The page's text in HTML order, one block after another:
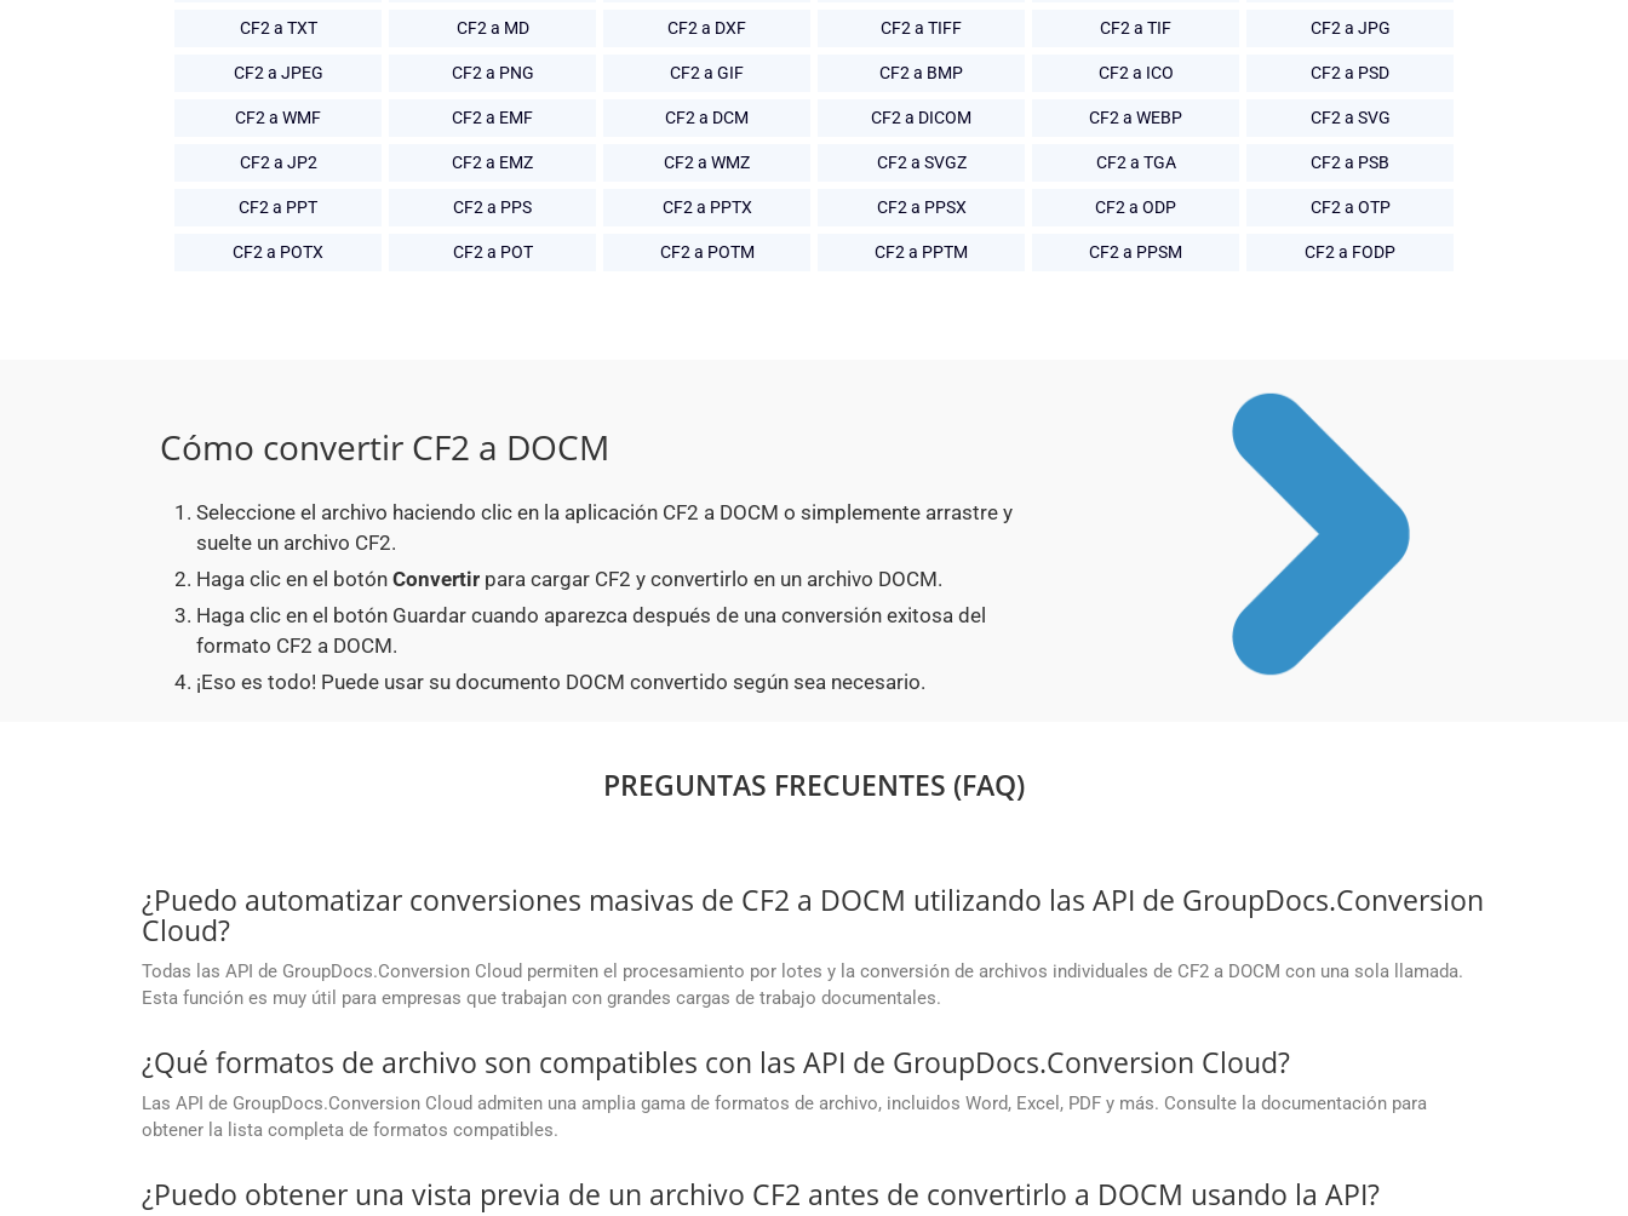
CF2 a TXT CF2 a MD CF2 a DXF CF2 a TIFF CF2 a TIF CF2 a JPG
CF2 a JPEG CF2 a PNG CF2 a GIF CF2 a BMP CF2 a ICO CF2 a PSD
CF2 a WMF CF2 a EMF CF2 a DCM CF2 a DICOM CF2 a WEBP CF2 a SVG
CF2 a JP2 CF2 a EMZ CF2 a WMZ CF2 a SVGZ CF2 a TGA CF2 a PSB
CF2 a PPT CF2 a PPS CF2 a PPTX CF2 a PPSX CF2 a ODP CF2 a OTP
CF2 a POTX CF2 a POT CF2 a POTM CF2 a PPTM CF2 a PPSM CF2 a FODP
Cómo convertir CF2 a DOCM
Seleccione el archivo haciendo clic en la aplicación CF2 a DOCM o simplemente arrastre y
suelte un archivo CF2.
Haga clic en el botón Convertir para cargar CF2 y convertirlo en un archivo DOCM.
Haga clic en el botón Guardar cuando aparezca después de una conversión exitosa del
formato CF2 a DOCM.
¡Eso es todo! Puede usar su documento DOCM convertido según sea necesario.
PREGUNTAS FRECUENTES (FAQ)
¿Puedo automatizar conversiones masivas de CF2 a DOCM utilizando las API de GroupDocs.Conversion
Cloud?
Todas las API de GroupDocs.Conversion Cloud permiten el procesamiento por lotes y la conversión de archivos individuales de CF2 a DOCM con una sola llamada.
Esta función es muy útil para empresas que trabajan con grandes cargas de trabajo documentales.
¿Qué formatos de archivo son compatibles con las API de GroupDocs.Conversion Cloud?
Las API de GroupDocs.Conversion Cloud admiten una amplia gama de formatos de archivo, incluidos Word, Excel, PDF y más. Consulte la documentación para
obtener la lista completa de formatos compatibles.
¿Puedo obtener una vista previa de un archivo CF2 antes de convertirlo a DOCM usando la API?